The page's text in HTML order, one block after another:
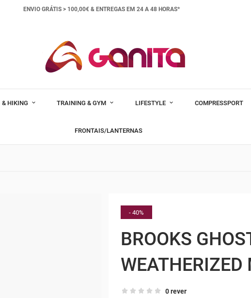
ENVIO GRÁTIS > 100,00€ & ENTREGAS EM 24 A 48 HORAS*
& HIKING TRAINING & GYM LIFESTYLE COMPRESSPORT
FRONTAIS/LANTERNAS
- 40%
BROOKS
WEATHERIZED
0 rever